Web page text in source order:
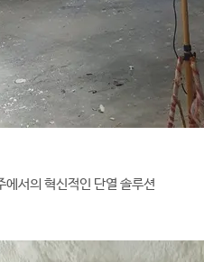
서의 혁신적인 단열 솔루션